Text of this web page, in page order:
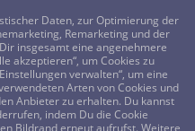
0800-8478266
Daten, zur Optimierung der
Remarketing und der
insgesamt eine angenehmere
akzeptieren“, um Cookies zu
verwalten“, um eine
Arten von Cookies und
Anbieter zu erhalten. Du kannst
indem Du die Cookie